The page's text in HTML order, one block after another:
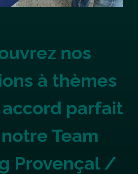
nos
à thèmes
parfait
Team
Provençal /